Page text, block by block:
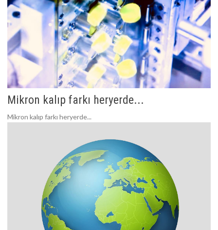
Mikron kalıp farkı heryerde...
Mikron kalıp farkı heryerde...